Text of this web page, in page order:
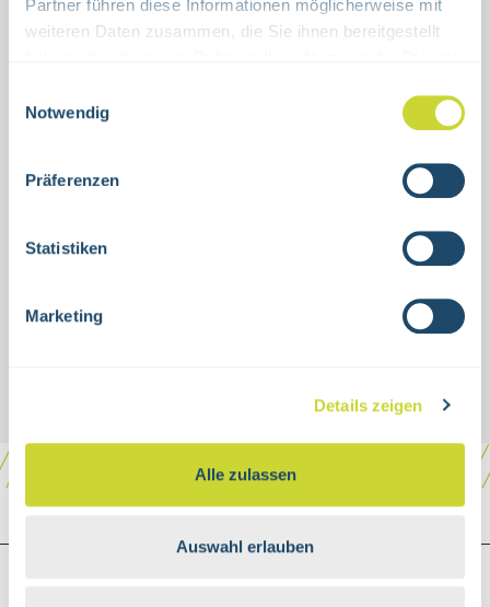
Partner führen diese Informationen möglicherweise mit
weiteren Daten zusammen, die Sie ihnen bereitgestellt
Notwendig
Präferenzen
Statistiken
Marketing
Details zeigen
Alle zulassen
Auswahl erlauben
Description
diagonally upwardsfor indoor useVarious
7010-E00…